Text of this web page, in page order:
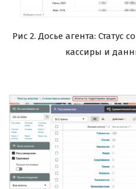
Рис 2. Досье агента: Статус
кассиры и